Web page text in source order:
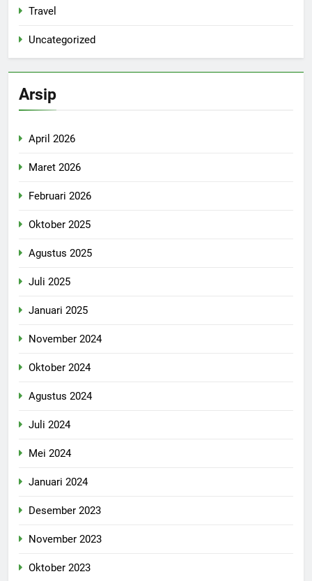
Travel
Uncategorized
Arsip
April 2026
Maret 2026
Februari 2026
Oktober 2025
Agustus 2025
Juli 2025
Januari 2025
November 2024
Oktober 2024
Agustus 2024
Juli 2024
Mei 2024
Januari 2024
Desember 2023
November 2023
Oktober 2023